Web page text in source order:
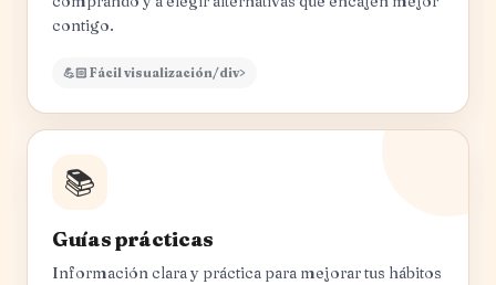
contigo.
💪🏻 Fácil visualización/div>
📚
Guías prácticas
Información clara y práctica para mejorar tus hábitos